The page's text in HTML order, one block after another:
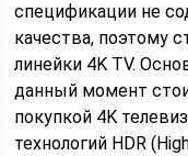
спецификации не
качества, поэтому
линейки 4K TV.
данный момент
покупкой 4K
технологий HDR